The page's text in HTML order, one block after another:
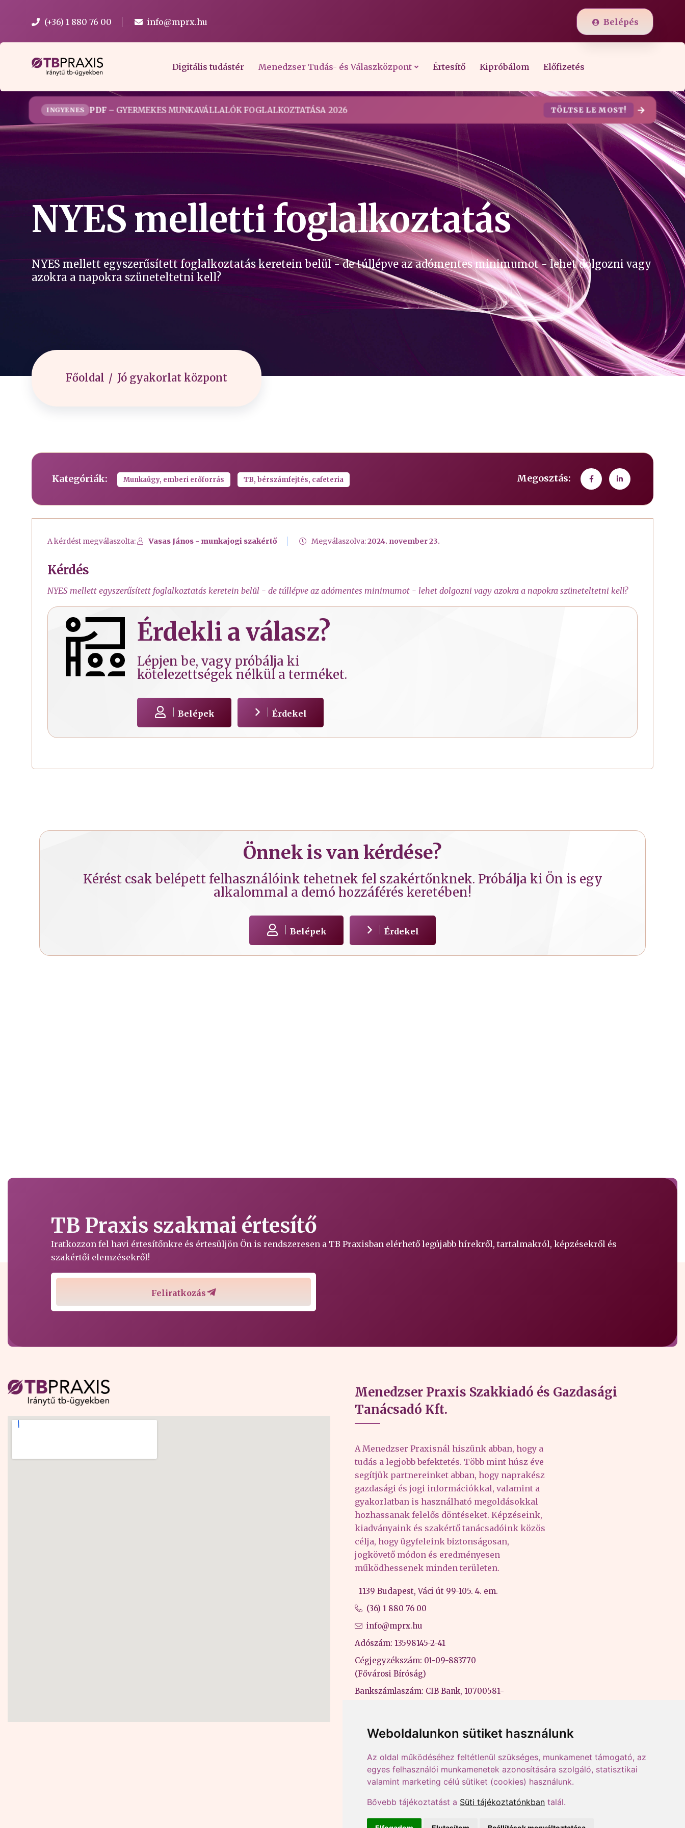
Weboldalunkon sütiket használunk
Az oldal működéséhez feltétlenül szükséges, munkamenet támogató, az
egyes felhasználói munkamenetek azonosítására szolgáló, statisztikai
valamint marketing célú sütiket (cookies) használunk.
Bővebb tájékoztatást a Süti tájékoztatónkban talál.
(+36) 1 880 76 00 info@mprx.hu Belépés
Digitális tudástér Menedzser Tudás- és Válaszközpont Értesítő Kipróbálom Előfizetés
INGYENES PDF – GYERMEKES MUNKAVÁLLALÓK FOGLALKOZTATÁSA 2026 TÖLTSE LE MOST!
NYES melletti foglalkoztatás
NYES mellett egyszerűsített foglalkoztatás keretein belül - de túllépve az adómentes minimumot - lehet dolgozni vagy
azokra a napokra szüneteltetni kell?
Főoldal Jó gyakorlat központ
Kategóriák: Munkaügy, emberi erőforrás TB, bérszámfejtés, cafeteria Megosztás:
A kérdést megválaszolta: Vasas János - munkajogi szakértő Megválaszolva:2024. november 23.
Kérdés
NYES mellett egyszerűsített foglalkoztatás keretein belül - de túllépve az adómentes minimumot - lehet dolgozni vagy azokra a napokra szüneteltetni kell?
Érdekli a válasz?
Lépjen be, vagy próbálja ki
kötelezettségek nélkül a terméket.
Belépek Érdekel
Önnek is van kérdése?
Kérést csak belépett felhasználóink tehetnek fel szakértőnknek. Próbálja ki Ön is egy
alkalommal a demó hozzáférés keretében!
Belépek Érdekel
TB Praxis szakmai értesítő
Iratkozzon fel havi értesítőnkre és értesüljön Ön is rendszeresen a TB Praxisban elérhető legújabb hírekről, tartalmakról, képzésekről és
szakértői elemzésekről!
Feliratkozás
Menedzser Praxis Szakkiadó és Gazdasági
Tanácsadó Kft.
A Menedzser Praxisnál hiszünk abban, hogy a
tudás a legjobb befektetés. Több mint húsz éve
segítjük partnereinket abban, hogy naprakész
gazdasági és jogi információkkal, valamint a
gyakorlatban is használható megoldásokkal
hozhassanak felelős döntéseket. Képzéseink,
kiadványaink és szakértő tanácsadóink közös
célja, hogy ügyfeleink biztonságosan,
jogkövető módon és eredményesen
működhessenek minden területen.
1139 Budapest, Váci út 99-105. 4. em.
(36) 1 880 76 00
info@mprx.hu
Adószám: 13598145-2-41
Cégjegyzékszám: 01-09-883770
(Fővárosi Bíróság)
Bankszámlaszám: CIB Bank, 10700581-
B/2020/000053